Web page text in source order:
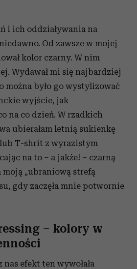
i ich oddziaływania na
Od zawsze w mojej
kolor czarny. W nim
Wydawał mi się najbardziej
można było go wystylizować
wyjście, jak
na co dzień. W rzadkich
ubierałam letnią sukienkę
T-shrit z wyrazistym
na to – a jakże! – czarną
moją „ubraniową strefą
gdy zaczęła mnie potwornie
– kolory w
efekt ten wywołała